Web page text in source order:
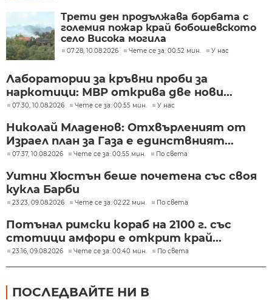
Трети ден продължава борбата с
големия пожар край бобошевското
село Висока могила
07:28, 10.08.2026 Чете се за: 00:52 мин. У нас
Лаборатории за кръвни проби за
наркотици: МВР открива две нови...
07:30, 10.08.2026 Чете се за: 00:55 мин. У нас
Николай Младенов: Отхвърленият от
Израел план за Газа е единствният...
07:37, 10.08.2026 Чете се за: 00:55 мин. По света
Уитни Хюстън беше почетена със своя
кукла Барби
23:23, 09.08.2026 Чете се за: 02:22 мин. По света
Потънал римски кораб на 2100 г. със
стотици амфори е открит край...
23:16, 09.08.2026 Чете се за: 00:40 мин. По света
ПОСЛЕДВАЙТЕ НИ В